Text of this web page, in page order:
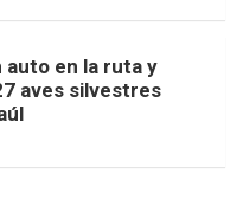
en la ruta y
aves silvestres